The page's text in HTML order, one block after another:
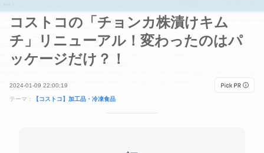
コストコの「チョンカ株漬けキム
チ」リニューアル！変わったのはパ
ッケージだけ？！
2024-01-09 22:00:19
テーマ： 【コストコ】加工品・冷凍食品